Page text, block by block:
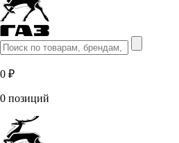
0 ₽
0 позиций